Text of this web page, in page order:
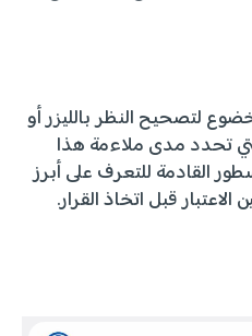
لتصحيح النظر بالليزر أو
تحدد مدى ملاءمة هذا
القادمة للتعرف على أبرز
قبل اتخاذ القرار.